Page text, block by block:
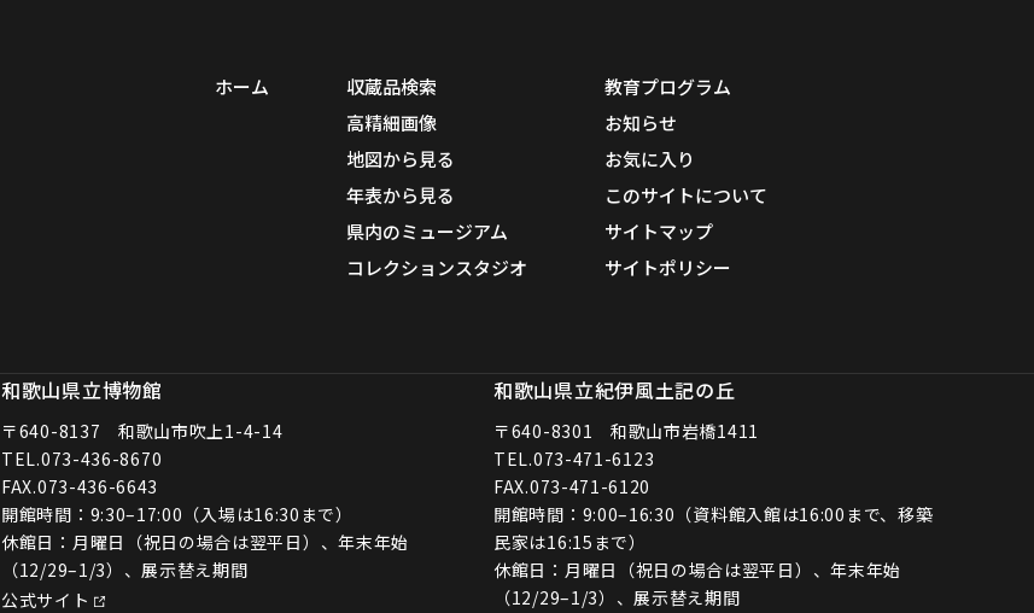
ホーム
収蔵品検索
高精細画像
地図から見る
年表から見る
県内のミュージアム
コレクションスタジオ
教育プログラム
お知らせ
お気に入り
このサイトについて
サイトマップ
サイトポリシー
和歌山県立博物館
〒640-8137 和歌山市吹上1-4-14
TEL.073-436-8670
FAX.073-436-6643
開館時間：9:30–17:00（入場は16:30まで）
休館日：月曜日（祝日の場合は翌平日）、年末年始
（12/29–1/3）、展示替え期間
公式サイト
和歌山県立紀伊風土記の丘
〒640-8301 和歌山市岩橋1411
TEL.073-471-6123
FAX.073-471-6120
開館時間：9:00–16:30（資料館入館は16:00まで、移築
民家は16:15まで）
休館日：月曜日（祝日の場合は翌平日）、年末年始
（12/29–1/3）、展示替え期間